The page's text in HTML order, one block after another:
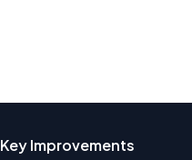
Key Improvements